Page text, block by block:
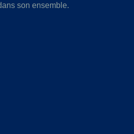
son ensemble.